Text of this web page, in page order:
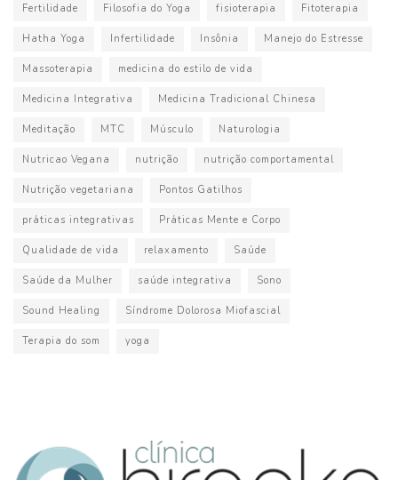
Fertilidade Filosofia do Yoga fisioterapia Fitoterapia
Hatha Yoga Infertilidade Insônia Manejo do Estresse
Massoterapia medicina do estilo de vida
Medicina Integrativa Medicina Tradicional Chinesa
Meditação MTC Músculo Naturologia
Nutricao Vegana nutrição nutrição comportamental
Nutrição vegetariana Pontos Gatilhos
práticas integrativas Práticas Mente e Corpo
Qualidade de vida relaxamento Saúde
Saúde da Mulher saúde integrativa Sono
Sound Healing Síndrome Dolorosa Miofascial
Terapia do som yoga